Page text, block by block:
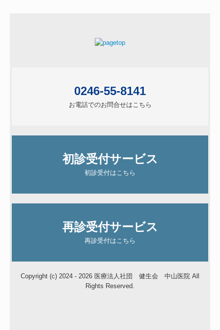
0246-55-8141
お電話でのお問合せはこちら
初診受付サービス
初診受付はこちら
再診受付サービス
再診受付はこちら
Copyright (c) 2024 - 2026 医療法人社団 健生会 中山医院 All
Rights Reserved.